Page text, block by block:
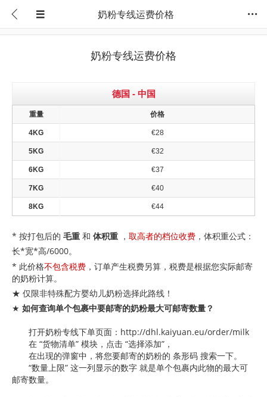
奶粉专线运费价格
奶粉专线运费价格
德国 - 中国
重量 价格
4KG €28
5KG €32
6KG €37
7KG €40
8KG €44
* 按打包后的 毛重 和 体积重 ， 取高者的档位收费 ，体积重公式：
长*宽*高/6000。
* 此价格不包含税费 ，订单产生税费另算，税费是根据您实际邮寄
的奶粉计算。
★ 仅限非特殊配方婴幼儿奶粉选择此路线！
★ 如何查询单个包裹中要邮寄的奶粉最大可邮寄数量？
打开奶粉专线下单页面：http://dhl.kaiyuan.eu/order/milk
在 “货物清单” 模块，点击 “选择添加”，
在出现的弹窗中，将您要邮寄的奶粉的 条形码 搜索一下。
“数量上限” 这一列显示的数字 就是单个包裹内此物的最大可
邮寄数量。